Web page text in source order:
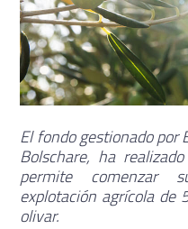
El fondo gestionado por
Bolschare, ha
permite comenzar
explotación agrícola de
olivar.